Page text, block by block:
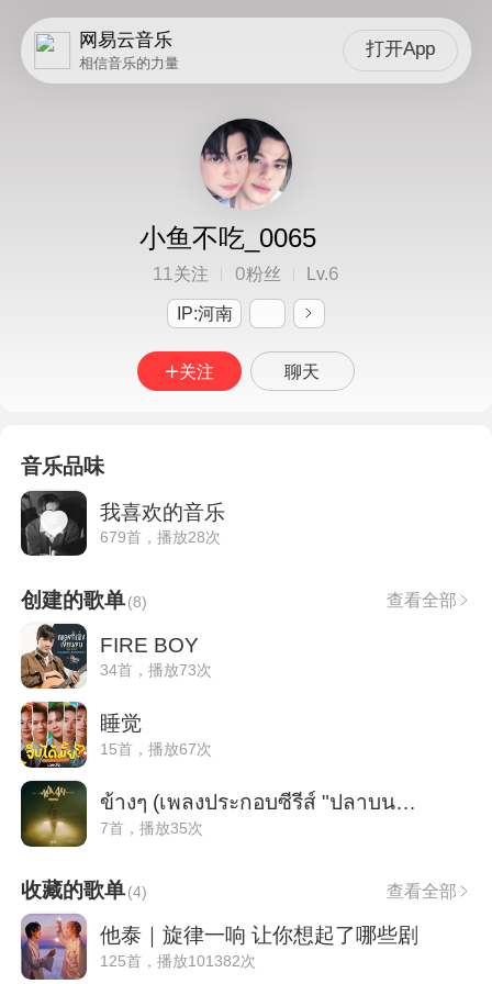
网易云音乐
相信音乐的力量
打开App
小鱼不吃_0065
11关注 0粉丝 Lv.6
IP:河南
关注 聊天
音乐品味
我喜欢的音乐
679首，播放28次
创建的歌单(8) 查看全部
FIRE BOY
34首，播放73次
睡觉
15首，播放67次
ข้างๆ (เพลงประกอบซีรีส์ "ปลาบนฟ้า") (身
7首，播放35次
收藏的歌单(4) 查看全部
他泰｜旋律一响 让你想起了哪些剧
125首，播放101382次